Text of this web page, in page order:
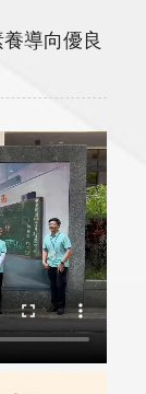
導向優良